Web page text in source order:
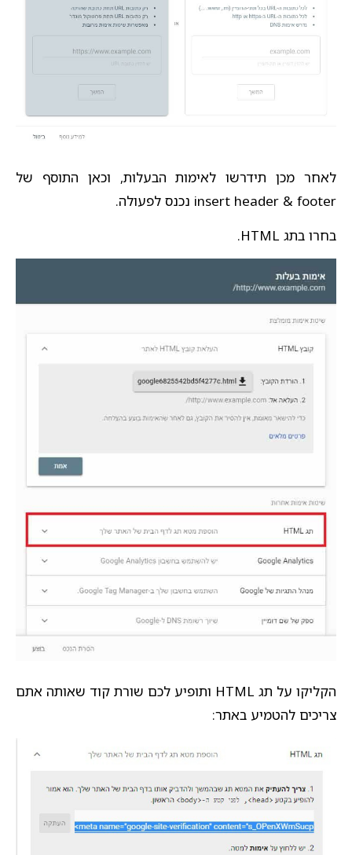
לאחר מכן תידרשו לאימות הבעלות, וכאן התוסף של
insert header & footer נכנס לפעולה.
בחרו בתג HTML.
הקליקו על תג HTML ותופיע לכם שורת קוד שאותה אתם
צריכים להטמיע באתר: